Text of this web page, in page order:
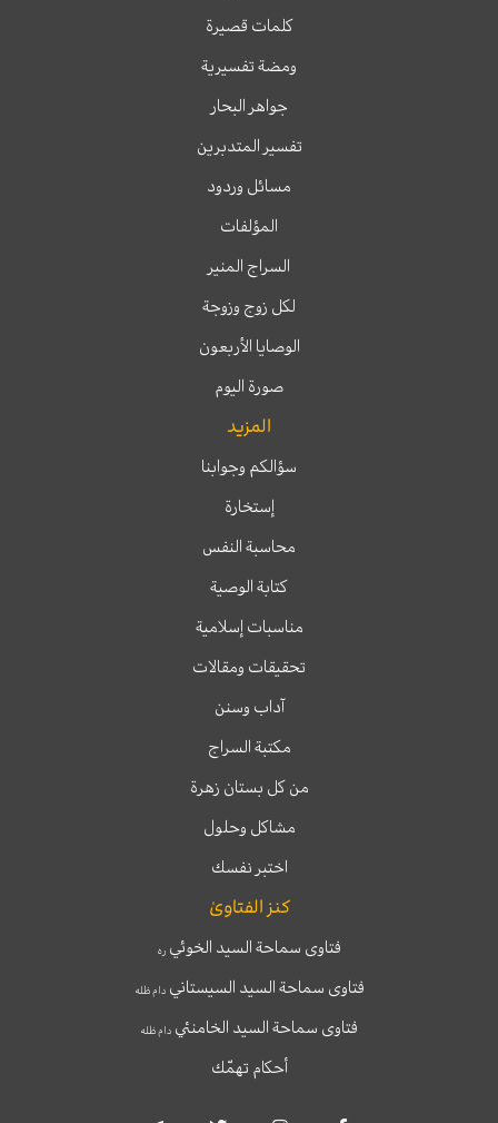
كلمات قصيرة
ومضة تفسيرية
جواهر البحار
تفسير المتدبرين
مسائل وردود
المؤلفات
السراج المنير
لكل زوج وزوجة
الوصايا الأربعون
صورة اليوم
المزيد
سؤالكم وجوابنا
إستخارة
محاسبة النفس
كتابة الوصية
مناسبات إسلامية
تحقيقات ومقالات
آداب وسنن
مكتبة السراج
من كل بستان زهرة
مشاكل وحلول
اختبر نفسك
كنز الفتاوىٰ
فتاوى سماحة السيد الخوئيره
فتاوى سماحة السيد السيستانيدام ظله
فتاوى سماحة السيد الخامنئي دام ظله
أحكام تهمّك